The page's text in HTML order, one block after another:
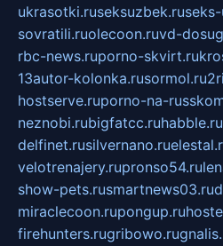
ukrasotki.ruseksuzbek.ru
sovratili.ruolecoon.ruvd-
rbc-news.ruporno-skvirt.ru
13autor-kolonka.rusormol.ru
hostserve.ruporno-na-
neznobi.rubigfatcc.ruhabble.ru
delfinet.rusilvernano.ru
velotrenajery.rupronso54.ru
show-pets.rusmartnews03.ru
miraclecoon.rupongup.ru
firehunters.rugribowo.ru